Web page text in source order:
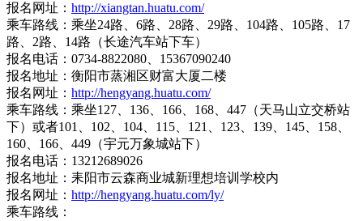
报名网址： http://xiangtan.huatu.com/
乘车路线：乘坐24路、6路、28路、29路、104路、105路、17
路、2路、14路（长途汽车站下车）
报名电话：0734-8822080、15367090240
报名地址：衡阳市蒸湘区财富大厦二楼
报名网址： http://hengyang.huatu.com/
乘车路线：乘坐127、136、166、168、447（天马山立交桥站
下）或者101、102、104、115、121、123、139、145、158、
160、166、449（宇元万象城站下）
报名电话：13212689026
报名地址：耒阳市云森商业城新理想培训学校内
报名网址： http://hengyang.huatu.com/ly/
乘车路线：